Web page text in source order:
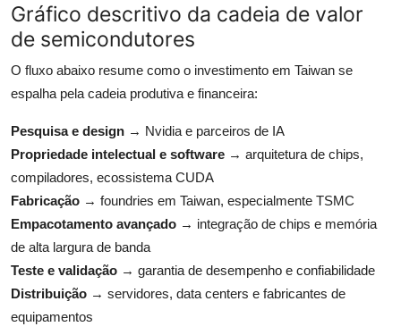
Gráfico descritivo da cadeia de valor
de semicondutores
O fluxo abaixo resume como o investimento em Taiwan se
espalha pela cadeia produtiva e financeira:
Pesquisa e design → Nvidia e parceiros de IA
Propriedade intelectual e software → arquitetura de chips,
compiladores, ecossistema CUDA
Fabricação → foundries em Taiwan, especialmente TSMC
Empacotamento avançado → integração de chips e memória
de alta largura de banda
Teste e validação → garantia de desempenho e confiabilidade
Distribuição → servidores, data centers e fabricantes de
equipamentos